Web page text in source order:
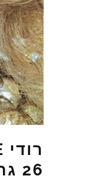
26 גרם ו 14 חורי אוורור